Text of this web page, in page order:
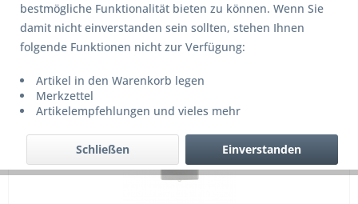
1 von4
bestmögliche Funktionalität bieten zu können. Wenn Sie
damit nicht einverstanden sein sollten, stehen Ihnen
folgende Funktionen nicht zur Verfügung:
Artikel in den Warenkorb legen
Merkzettel
Artikelempfehlungen und vieles mehr
Einverstanden
Schließen